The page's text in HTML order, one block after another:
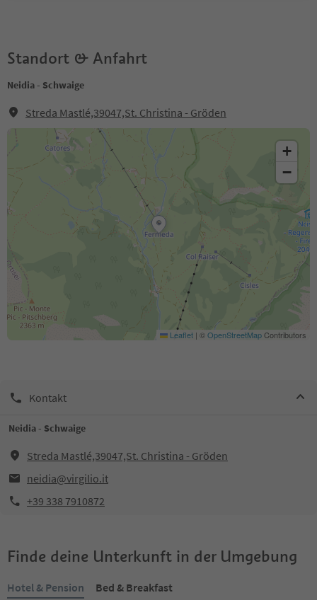
Standort & Anfahrt
Neidia - Schwaige
Streda Mastlé,39047,St. Christina - Gröden
+
−
Leaflet | ©OpenStreetMapContributors
Kontakt
Neidia - Schwaige
Streda Mastlé,39047,St. Christina - Gröden
neidia@virgilio.it
+39 338 7910872
Finde deine Unterkunft in der Umgebung
Hotel & Pension
Bed & Breakfast